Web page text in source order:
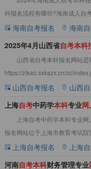
科报名流程有哪些?海南成人自
考本科报名网站是海南省考试局
海南自考报名 海南
2025年4月山西省自考本科
山西省自考本科报名网站
https://zikao.sxkszx.cn/zc/
山西自考
山西自考报名 山西
上海自考中药学本科专业网
上海自考中药学本科专业
报名网站位于上海市教育考试院
文：点此
上海自考报名 上海
河南自考本科财务管理专业